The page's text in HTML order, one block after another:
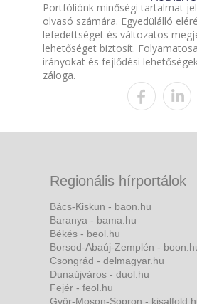
Portfóliónk minőségi tartalmat
olvasó számára. Egyedülálló
lefedettséget és változatos
lehetőséget biztosít.
irányokat és fejlődési
záloga.
Regionális hírportálok
Bács-Kiskun - baon.hu
Baranya - bama.hu
Békés - beol.hu
Borsod-Abaúj-Zemplén -
Csongrád - delmagyar.hu
Dunaújváros - duol.hu
Fejér - feol.hu
Győr-Moson-Sopron -